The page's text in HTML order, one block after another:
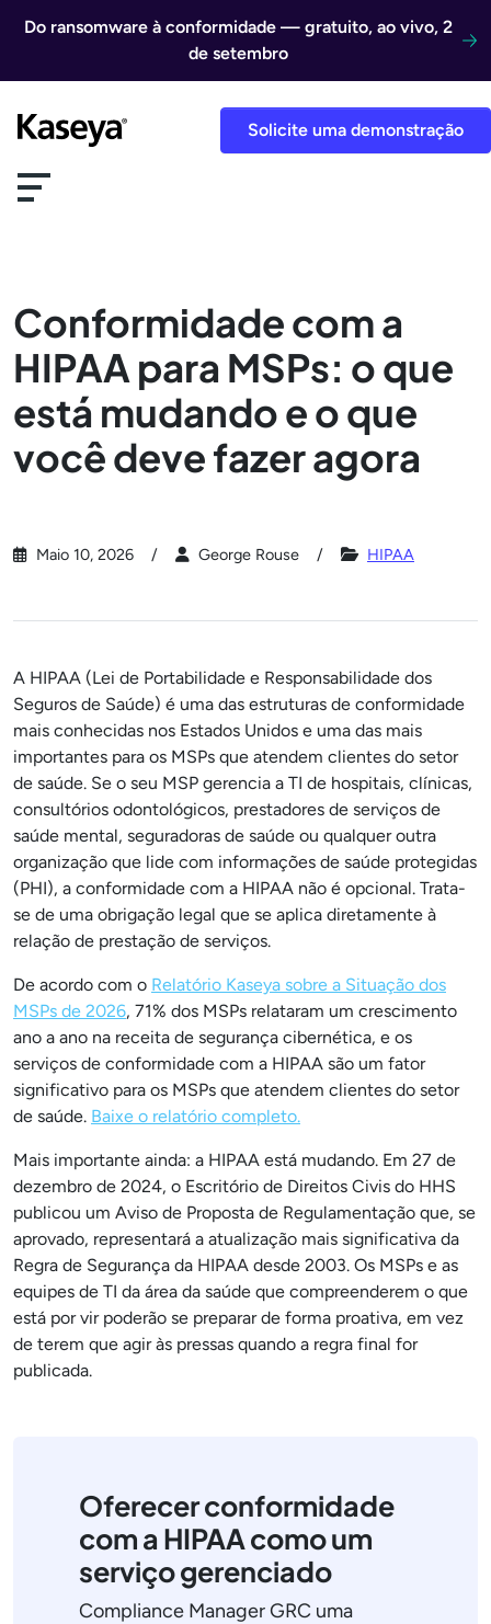
Do ransomware à conformidade — gratuito, ao vivo, 2
de setembro
Solicite uma demonstração
Conformidade com a
HIPAA para MSPs: o que
está mudando e o que
você deve fazer agora
Maio 10, 2026 George Rouse HIPAA
A HIPAA (Lei de Portabilidade e Responsabilidade dos
Seguros de Saúde) é uma das estruturas de conformidade
mais conhecidas nos Estados Unidos e uma das mais
importantes para os MSPs que atendem clientes do setor
de saúde. Se o seu MSP gerencia a TI de hospitais, clínicas,
consultórios odontológicos, prestadores de serviços de
saúde mental, seguradoras de saúde ou qualquer outra
organização que lide com informações de saúde protegidas
(PHI), a conformidade com a HIPAA não é opcional. Trata-
se de uma obrigação legal que se aplica diretamente à
relação de prestação de serviços.
De acordo com o Relatório Kaseya sobre a Situação dos
MSPs de 2026, 71% dos MSPs relataram um crescimento
ano a ano na receita de segurança cibernética, e os
serviços de conformidade com a HIPAA são um fator
significativo para os MSPs que atendem clientes do setor
de saúde. Baixe o relatório completo.
Mais importante ainda: a HIPAA está mudando. Em 27 de
dezembro de 2024, o Escritório de Direitos Civis do HHS
publicou um Aviso de Proposta de Regulamentação que, se
aprovado, representará a atualização mais significativa da
Regra de Segurança da HIPAA desde 2003. Os MSPs e as
equipes de TI da área da saúde que compreenderem o que
está por vir poderão se preparar de forma proativa, em vez
de terem que agir às pressas quando a regra final for
publicada.
Oferecer conformidade
com a HIPAA como um
serviço gerenciado
Compliance Manager GRC uma